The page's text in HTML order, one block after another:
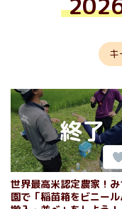
キ
世界最高米認定農家！
園で「稲苗箱をビニー